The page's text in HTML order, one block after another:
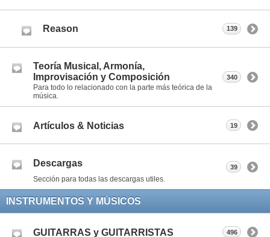
Reason 139
Teoría Musical, Armonía,
Improvisación y Composición
Para todo lo relacionado con la parte más teórica de la
música.
340
Artículos & Noticias 19
Descargas
Sección para todas las descargas utiles.
39
INSTRUMENTOS Y MÚSICOS
GUITARRAS y GUITARRISTAS 496